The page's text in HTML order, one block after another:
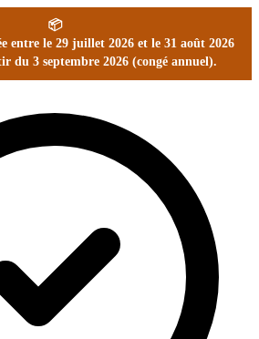
📦
entre le 29 juillet 2026 et le 31 août 2026
du 3 septembre 2026 (congé annuel).